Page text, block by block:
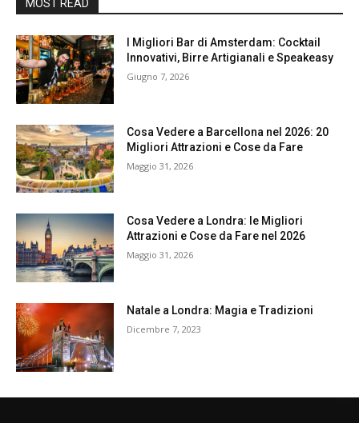
MOST READ
I Migliori Bar di Amsterdam: Cocktail
Innovativi, Birre Artigianali e Speakeasy
Giugno 7, 2026
Cosa Vedere a Barcellona nel 2026: 20
Migliori Attrazioni e Cose da Fare
Maggio 31, 2026
Cosa Vedere a Londra: le Migliori
Attrazioni e Cose da Fare nel 2026
Maggio 31, 2026
Natale a Londra: Magia e Tradizioni
Dicembre 7, 2023